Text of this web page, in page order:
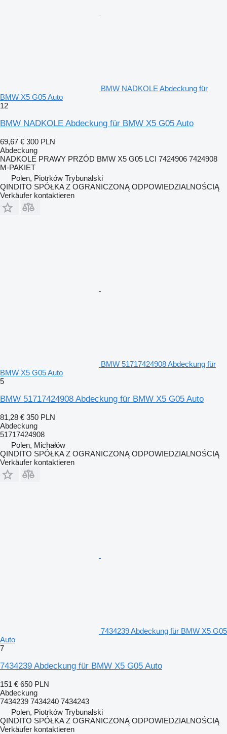
BMW NADKOLE Abdeckung für
BMW X5 G05 Auto
12
BMW NADKOLE Abdeckung für BMW X5 G05 Auto
69,67 € 300 PLN
Abdeckung
NADKOLE PRAWY PRZÓD BMW X5 G05 LCI 7424906 7424908
M-PAKIET
Polen, Piotrków Trybunalski
QINDITO SPÓŁKA Z OGRANICZONĄ ODPOWIEDZIALNOŚCIĄ
Verkäufer kontaktieren
BMW 51717424908 Abdeckung für
BMW X5 G05 Auto
5
BMW 51717424908 Abdeckung für BMW X5 G05 Auto
81,28 € 350 PLN
Abdeckung
51717424908
Polen, Michałów
QINDITO SPÓŁKA Z OGRANICZONĄ ODPOWIEDZIALNOŚCIĄ
Verkäufer kontaktieren
7434239 Abdeckung für BMW X5 G05
Auto
7
7434239 Abdeckung für BMW X5 G05 Auto
151 € 650 PLN
Abdeckung
7434239 7434240 7434243
Polen, Piotrków Trybunalski
QINDITO SPÓŁKA Z OGRANICZONĄ ODPOWIEDZIALNOŚCIĄ
Verkäufer kontaktieren